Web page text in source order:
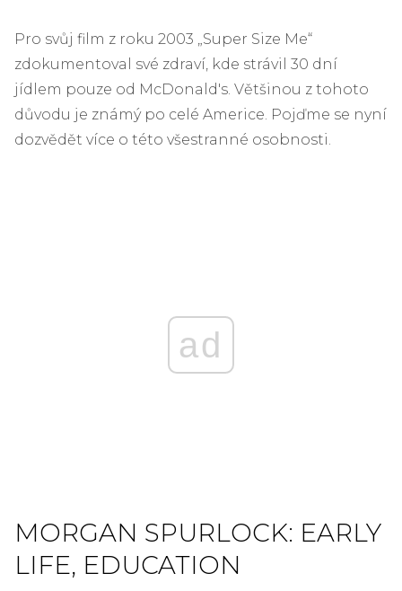
Pro svůj film z roku 2003 „Super Size Me“
zdokumentoval své zdraví, kde strávil 30 dní
jídlem pouze od McDonald's. Většinou z tohoto
důvodu je známý po celé Americe. Pojďme se nyní
dozvědět více o této všestranné osobnosti.
ad
MORGAN SPURLOCK: EARLY
LIFE, EDUCATION